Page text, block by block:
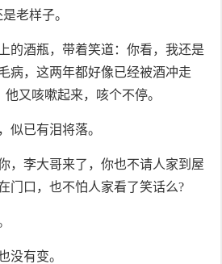
老样子。
的酒瓶，带着笑道：你看，我还是
病，这两年都好像已经被酒冲走
又咳嗽起来，咳个不停。
似已有泪将落。
，李大哥来了，你也不请人家到屋
门口，也不怕人家看了笑话么?
没有变。